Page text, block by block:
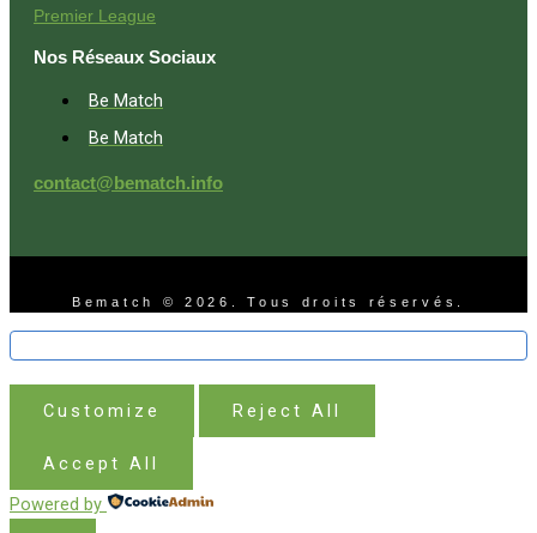
Premier League
Nos Réseaux Sociaux
Be Match
Be Match
contact@bematch.info
Bematch © 2026. Tous droits réservés.
Customize Reject All
Accept All
Powered by